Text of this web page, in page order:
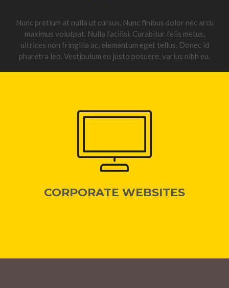
Nunc pretium at nulla ut cursus. Nunc finibus dolor nec arcu
maximus volutpat. Nulla facilisi. Curabitur felis metus,
ultrices non fringilla ac, elementum eget tellus. Donec id
pharetra leo. Vestibulum eu justo posuere, varius nibh eu.
CORPORATE WEBSITES